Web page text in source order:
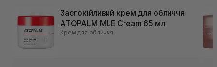
Заспокійливий крем для обличчя
ATOPALM MLE Cream 65 мл
Крем для обличчя